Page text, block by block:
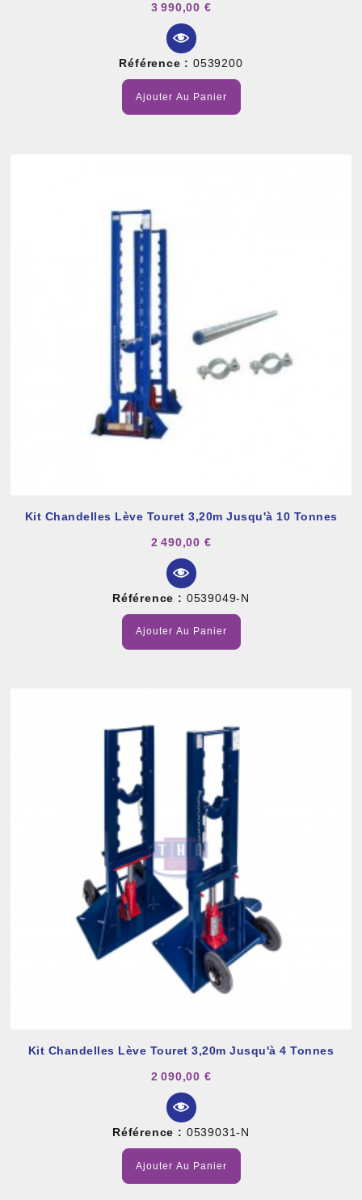
3 990,00 €
Référence : 0539200
Ajouter Au Panier
Kit Chandelles Lève Touret 3,20m Jusqu'à 10 Tonnes
2 490,00 €
Référence : 0539049-N
Ajouter Au Panier
Kit Chandelles Lève Touret 3,20m Jusqu'à 4 Tonnes
2 090,00 €
Référence : 0539031-N
Ajouter Au Panier